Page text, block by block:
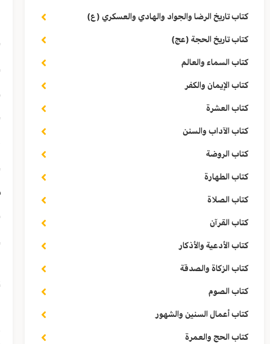
كتاب تاريخ الرضا والجواد والهادي والعسكري (ع)
كتاب تاريخ الحجة (عج)
كتاب السماء والعالم
كتاب الإيمان والكفر
كتاب العشرة
كتاب الآداب والسنن
كتاب الروضة
كتاب الطهارة
كتاب الصلاة
كتاب القرآن
كتاب الأدعية والأذكار
كتاب الزكاة والصدقة
كتاب الصوم
كتاب أعمال السنين والشهور
كتاب الحج والعمرة